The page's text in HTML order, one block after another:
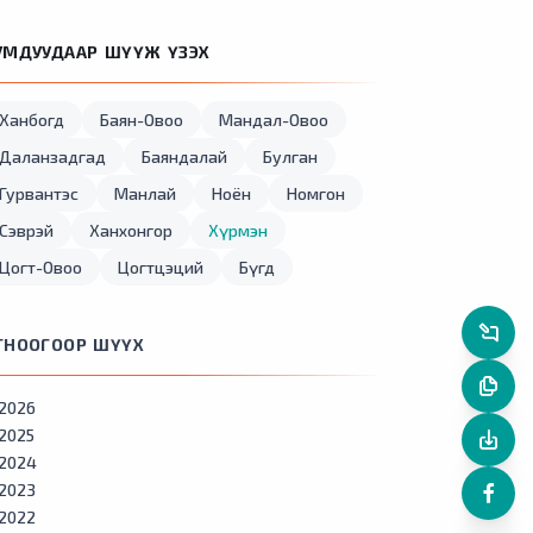
ШҮҮЖ ҮЗЭХ
Ханбогд Баян-Овоо
Мандал-Овоо
Даланзадгад
Баяндалай
Булган
Гурвантэс
Манлай Ноён
Номгон
Сэврэй
Ханхонгор
Хүрмэн
Цогт-Овоо
Цогтцэций Бүгд
ШҮҮХ